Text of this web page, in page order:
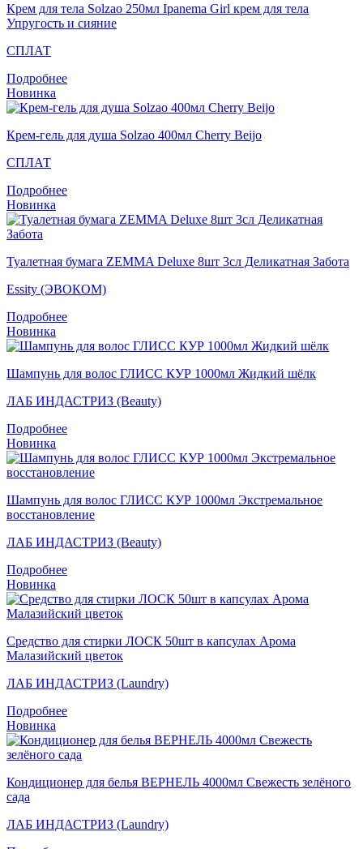
Крем для тела Solzao 250мл Ipanema Girl крем для тела
Упругость и сияние
СПЛАТ
Подробнее
Новинка
Крем-гель для душа Solzao 400мл Cherry Beijo
СПЛАТ
Подробнее
Новинка
Туалетная бумага ZEMMA Deluxe 8шт 3сл Деликатная Забота
Essity (ЭВОКОМ)
Подробнее
Новинка
Шампунь для волос ГЛИСС КУР 1000мл Жидкий шёлк
ЛАБ ИНДАСТРИЗ (Beauty)
Подробнее
Новинка
Шампунь для волос ГЛИСС КУР 1000мл Экстремальное
восстановление
ЛАБ ИНДАСТРИЗ (Beauty)
Подробнее
Новинка
Средство для стирки ЛОСК 50шт в капсулах Арома
Малазийский цветок
ЛАБ ИНДАСТРИЗ (Laundry)
Подробнее
Новинка
Кондиционер для белья ВЕРНЕЛЬ 4000мл Свежесть зелёного
сада
ЛАБ ИНДАСТРИЗ (Laundry)